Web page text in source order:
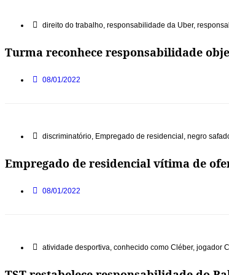
direito do trabalho, responsabilidade da Uber,
Turma reconhece responsabilidade
08/01/2022
discriminatório, Empregado de residencial , negro
Empregado de residencial vítima de
08/01/2022
atividade desportiva, conhecido como Cléber, jogador